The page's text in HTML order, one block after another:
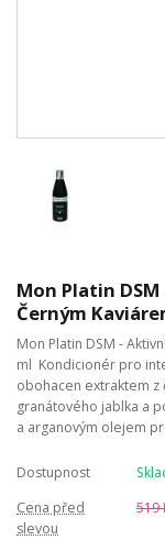
Mon Platin
Černým
Mon Platin DSM -
ml Kondicionér pro
obohacen extraktem z
granátového jablka a
a arganovým olejem
Dostupnost
Cena před
slevou
519